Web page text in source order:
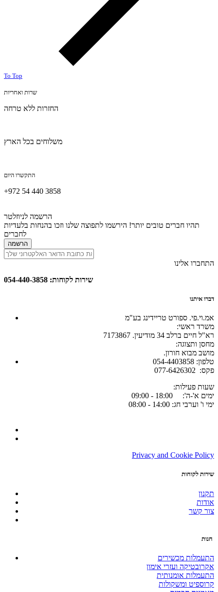
To Top
שרות ואחריות
החזרות ללא טרחה
משלוחים בכל הארץ
התקשרו היום
+972 54 440 3858
הרשמה לניוזלטר
תהיו חברים טובים יותר! הירשמו לתפוצה שלנו וזכו בהנחות בלעדיות
לחברים
הרשמה
התחברו אלינו
שירות לקוחות: 054-440-3858
דברו איתנו
אמ.וי.פי. ספורט טריידינג בע"מ
:משרד ראשי
רא"ל חיים ברלב 34 מודיעין. 7173867
:מחסן ותצוגה
.מושב מבוא חורון
054-4403858 :טלפון
077-6426302 :פקס
:שעות פעילות
ימים א'-ה': 18:00 - 09:00
ימי ו' וערבי חג: 14:00 - 08:00
Privacy and Cookie Policy
שירות לקוחות
תקנון
אודות
צור קשר
התעמלות מכשירים
אקרובטיקה ועזרי אימון
התעמלות אומנותית
קרוספיט ומשקולות